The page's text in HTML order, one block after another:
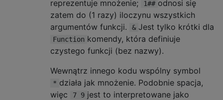
k I Xj (dec_expand)
extract_end:
z
xw xw z qs xw bZ { xw k I z xw Xj }
z qs xw
reprezentuje mnożenie;
1## odnosi się
zatem do (1 razy) iloczynu wszystkich
argumentów funkcji.
& Jest tylko krótki dla
Function komendy, która definiuje
czystego funkcji (bez nazwy).
Wewnątrz innego kodu wspólny symbol
* działa jak mnożenie. Podobnie spacja,
więc
7 9 jest to interpretowane jako